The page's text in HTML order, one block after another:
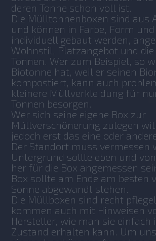
deren Tonne schon voll ist.
Die Mülltonnenboxen sind aus
und können in Farbe, Form und
individuell gebaut werden,
Wohnstil, Platzangebot und
Tonnen. Wer zum Beispiel, so
Biotonne hat, weil er seinen
kompostiert, kann auch
kleinere Müllverkleidung für
Tonnen besorgen.
Wer sich seine eigene Box zur
Müllverschönerung zulegen
jedoch erst das eine oder
Der Standort muss vermessen
Untergrund sollte eben und
her für die Box angemessen
Box sollte am Ende am besten
Sonne abgewandt stehen.
Die Müllboxen sind recht
kommen auch mit Hinweisen
Hersteller, wie man sie einfach
Zustand erhalten kann. Um